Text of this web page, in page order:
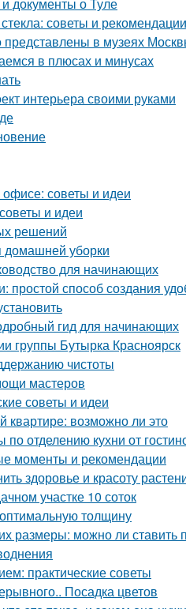
советы и рекомендации
представлены в музеях
в плюсах и минусах
интерьера своими руками
офисе: советы и идеи
и идеи
решений
домашней уборки
для начинающих
способ создания
гид для начинающих
группы Бутырка Красноярск
чистоты
мастеров
советы и идеи
квартире: возможно ли это
по отделению кухни от
моменты и рекомендации
здоровье и красоту
участке 10 соток
толщину
размеры: можно ли ставить
практические советы
Посадка цветов